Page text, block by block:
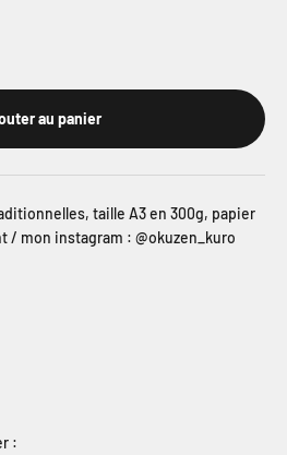
au panier
taille A3 en 300g, papier
/ mon instagram : @okuzen_kuro
: